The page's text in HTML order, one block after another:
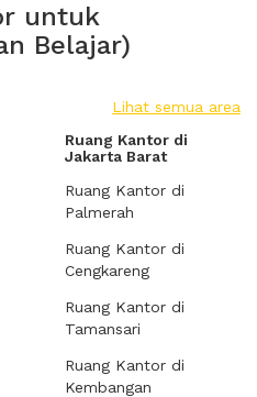
untuk
Belajar)
Lihat semua area
Ruang Kantor di
Jakarta Barat
Ruang Kantor di
Palmerah
Ruang Kantor di
Cengkareng
Ruang Kantor di
Tamansari
Ruang Kantor di
Kembangan